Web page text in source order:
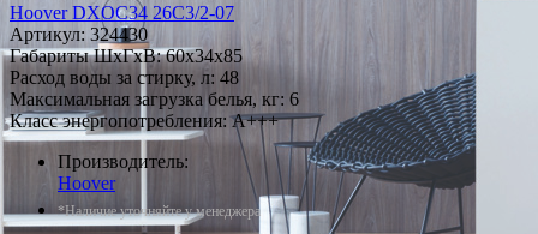
Hoover DXOC34 26C3/2-07
Артикул: 324430
Габариты ШxГxВ: 60x34x85
Расход воды за стирку, л: 48
Максимальная загрузка белья, кг: 6
Класс энергопотребления: A+++
Производитель:
Hoover
*Наличие уточняйте у менеджера